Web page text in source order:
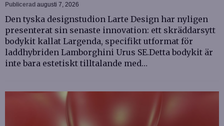
Publicerad augusti 7, 2026
Den tyska designstudion Larte Design har nyligen
presenterat sin senaste innovation: ett skräddarsytt
bodykit kallat Largenda, specifikt utformat för
laddhybriden Lamborghini Urus SE.Detta bodykit är
inte bara estetiskt tilltalande med…